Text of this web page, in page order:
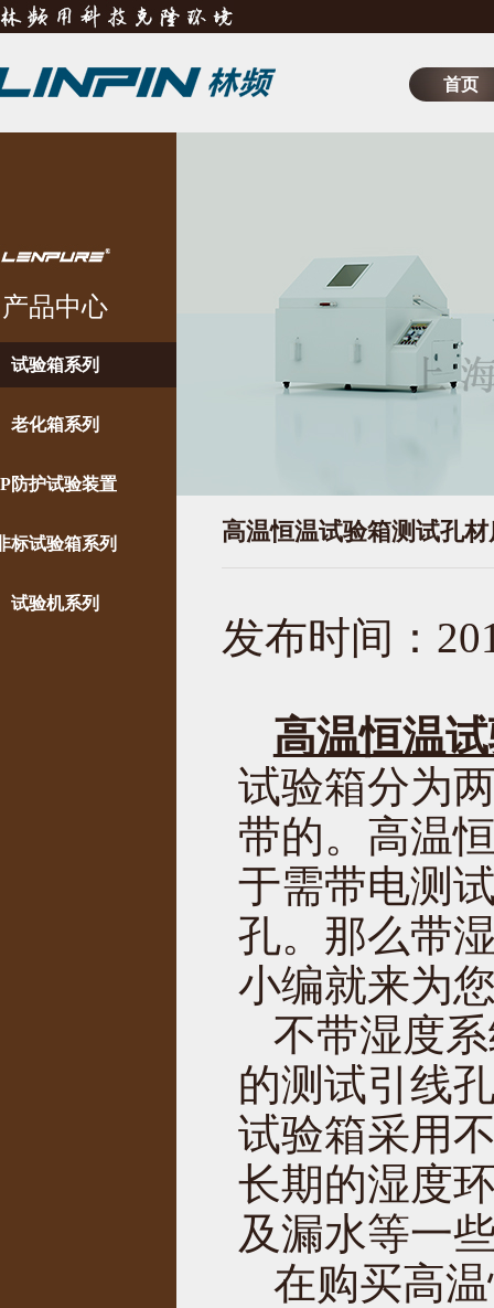
首页
产品中心
试验箱系列
老化箱系列
防护试验装置
标试验箱系列
试验机系列
高温恒温试验箱测试孔材
发布时间：
高温恒温
试验箱分为
带的。高温
于需带电测
孔。那么带
小编就来为
不带湿度
的测试引线
试验箱采用
长期的湿度
及漏水等一
在购买高